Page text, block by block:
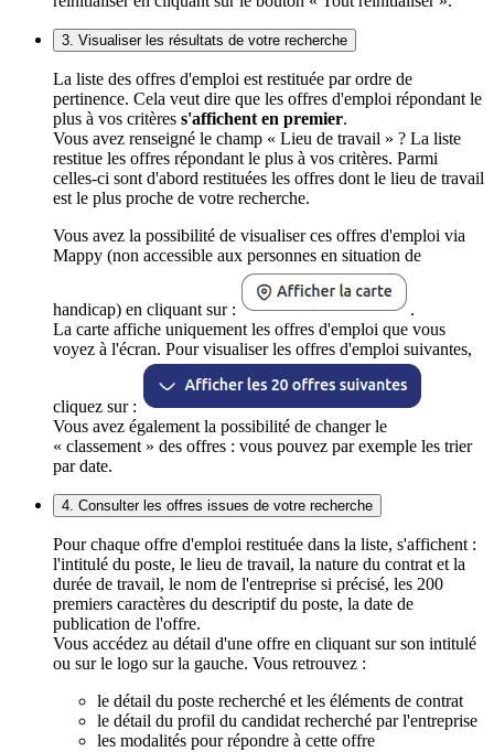
3. Visualiser les résultats de votre recherche
La liste des offres d'emploi est restituée par ordre de
pertinence. Cela veut dire que les offres d'emploi répondant le
plus à vos critères s'affichent en premier.
Vous avez renseigné le champ « Lieu de travail » ? La liste
restitue les offres répondant le plus à vos critères. Parmi
celles-ci sont d'abord restituées les offres dont le lieu de travail
est le plus proche de votre recherche.
Vous avez la possibilité de visualiser ces offres d'emploi via
Mappy (non accessible aux personnes en situation de
handicap) en cliquant sur :
.
La carte affiche uniquement les offres d'emploi que vous
voyez à l'écran. Pour visualiser les offres d'emploi suivantes,
cliquez sur :
Vous avez également la possibilité de changer le
« classement » des offres : vous pouvez par exemple les trier
par date.
4. Consulter les offres issues de votre recherche
Pour chaque offre d'emploi restituée dans la liste, s'affichent :
l'intitulé du poste, le lieu de travail, la nature du contrat et la
durée de travail, le nom de l'entreprise si précisé, les 200
premiers caractères du descriptif du poste, la date de
publication de l'offre.
Vous accédez au détail d'une offre en cliquant sur son intitulé
ou sur le logo sur la gauche. Vous retrouvez :
le détail du poste recherché et les éléments de contrat
le détail du profil du candidat recherché par l'entreprise
les modalités pour répondre à cette offre